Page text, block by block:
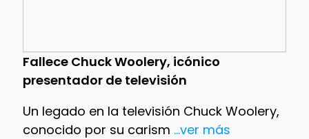
Fallece Chuck Woolery, icónico
presentador de televisión
Un legado en la televisión Chuck Woolery,
conocido por su carism ...ver más